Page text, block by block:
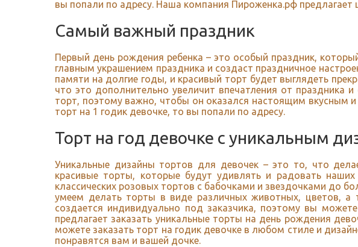
вы попали по адресу. Наша компания Пироженка.рф
Самый важный праздник
Первый день рождения ребенка – это особый праздник,
главным украшением праздника и создаст праздничное
памяти на долгие годы, и красивый торт будет выглядеть
что это дополнительно увеличит впечатления от праздника
торт, поэтому важно, чтобы он оказался настоящим вкусным
торт на 1 годик девочке, то вы попали по адресу.
Торт на год девочке с уникальным
Уникальные дизайны тортов для девочек – это то, что
красивые торты, которые будут удивлять и радовать
классических розовых тортов с бабочками и звездочками до
умеем делать торты в виде различных животных, цветов, а
создается индивидуально под заказчика, поэтому вы
предлагает заказать уникальные торты на день рождения
можете заказать торт на годик девочке в любом стиле и
понравятся вам и вашей дочке.